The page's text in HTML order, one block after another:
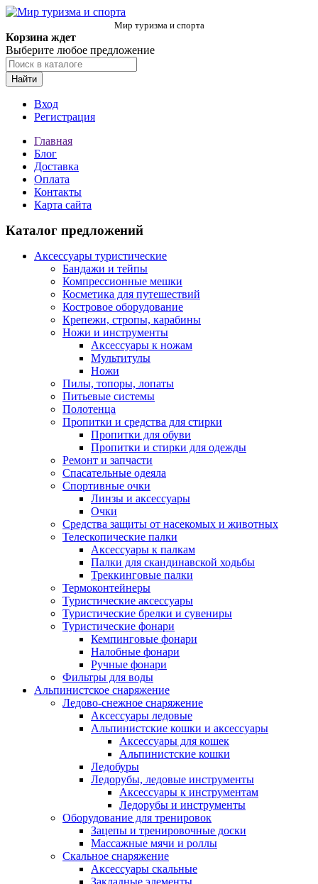
Мир туризма и спорта
Корзина ждет
Выберите любое предложение
Найти
Вход
Регистрация
Главная
Блог
Доставка
Оплата
Контакты
Карта сайта
Каталог предложений
Аксессуары туристические
Бандажи и тейпы
Компрессионные мешки
Косметика для путешествий
Костровое оборудование
Крепежи, стропы, карабины
Ножи и инструменты
Аксессуары к ножам
Мультитулы
Ножи
Пилы, топоры, лопаты
Питьевые системы
Полотенца
Пропитки и средства для стирки
Пропитки для обуви
Пропитки и стирки для одежды
Ремонт и запчасти
Спасательные одеяла
Спортивные очки
Линзы и аксессуары
Очки
Средства защиты от насекомых и животных
Телескопические палки
Аксессуары к палкам
Палки для скандинавской ходьбы
Треккинговые палки
Термоконтейнеры
Туристические аксессуары
Туристические брелки и сувениры
Туристические фонари
Кемпинговые фонари
Налобные фонари
Ручные фонари
Фильтры для воды
Альпинистское снаряжение
Ледово-снежное снаряжение
Аксессуары ледовые
Альпинистские кошки и аксессуары
Аксессуары для кошек
Альпинистские кошки
Ледобуры
Ледорубы, ледовые инструменты
Аксессуары к инструментам
Ледорубы и инструменты
Оборудование для тренировок
Зацепы и тренировочные доски
Массажные мячи и роллы
Скальное снаряжение
Аксессуары скальные
Закладные элементы